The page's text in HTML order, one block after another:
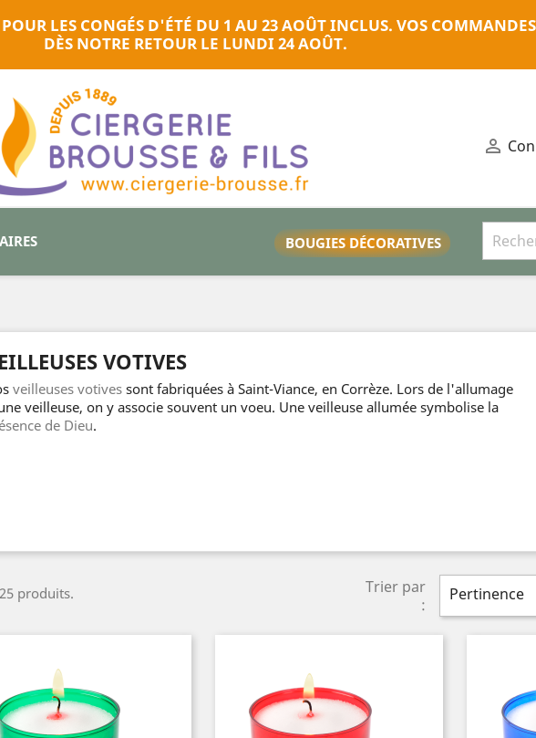
LES CONGÉS D'ÉTÉ DU 1 AU 23 AOÛT INCLUS. VOS
DÈS NOTRE RETOUR LE LUNDI 24 AOÛT.

BOUGIES DÉCORATIVES
VOTIVES
veilleuses votivessont fabriquées à Saint-Viance, en Corrèze. Lors de l'allumage
veilleuse, on y associe souvent un voeu. Une veilleuse allumée symbolise la
de Dieu.
produits.
Trier par
:
Pertinence